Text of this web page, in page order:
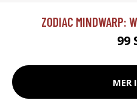
ZODIAC MINDWARP:
99
MER